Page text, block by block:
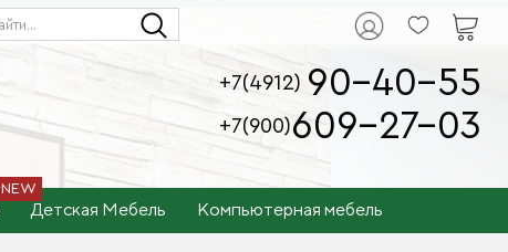
+7(4912) 90-40-55
+7(900)609-27-03
Детская Мебель Компьютерная мебель